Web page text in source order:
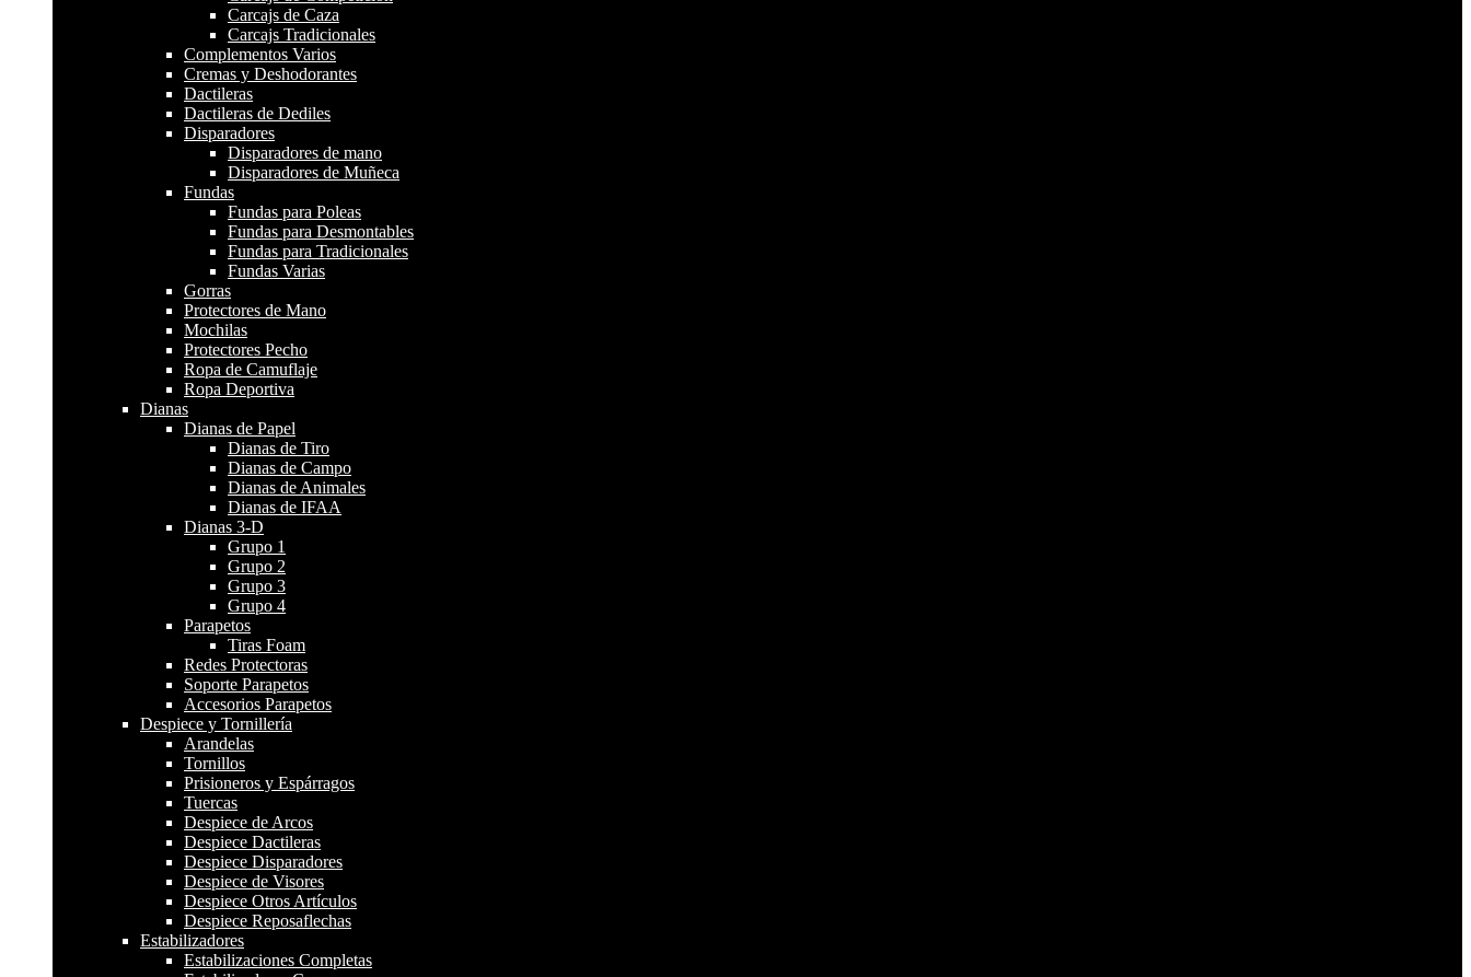
Carcajs de Caza
Carcajs Tradicionales
Complementos Varios
Cremas y Deshodorantes
Dactileras
Dactileras de Dediles
Disparadores
Disparadores de mano
Disparadores de Muñeca
Fundas
Fundas para Poleas
Fundas para Desmontables
Fundas para Tradicionales
Fundas Varias
Gorras
Protectores de Mano
Mochilas
Protectores Pecho
Ropa de Camuflaje
Ropa Deportiva
Dianas
Dianas de Papel
Dianas de Tiro
Dianas de Campo
Dianas de Animales
Dianas de IFAA
Dianas 3-D
Grupo 1
Grupo 2
Grupo 3
Grupo 4
Parapetos
Tiras Foam
Redes Protectoras
Soporte Parapetos
Accesorios Parapetos
Despiece y Tornillería
Arandelas
Tornillos
Prisioneros y Espárragos
Tuercas
Despiece de Arcos
Despiece Dactileras
Despiece Disparadores
Despiece de Visores
Despiece Otros Artículos
Despiece Reposaflechas
Estabilizadores
Estabilizaciones Completas